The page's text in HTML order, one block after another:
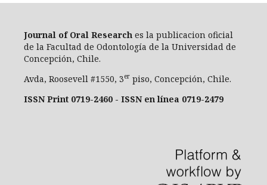
Journal of Oral Research es la publicacion oficial
de la Facultad de Odontología de la Universidad de
Concepción, Chile.
Avda, Roosevell #1550, 3er piso, Concepción, Chile.
ISSN Print 0719-2460 - ISSN en línea 0719-2479